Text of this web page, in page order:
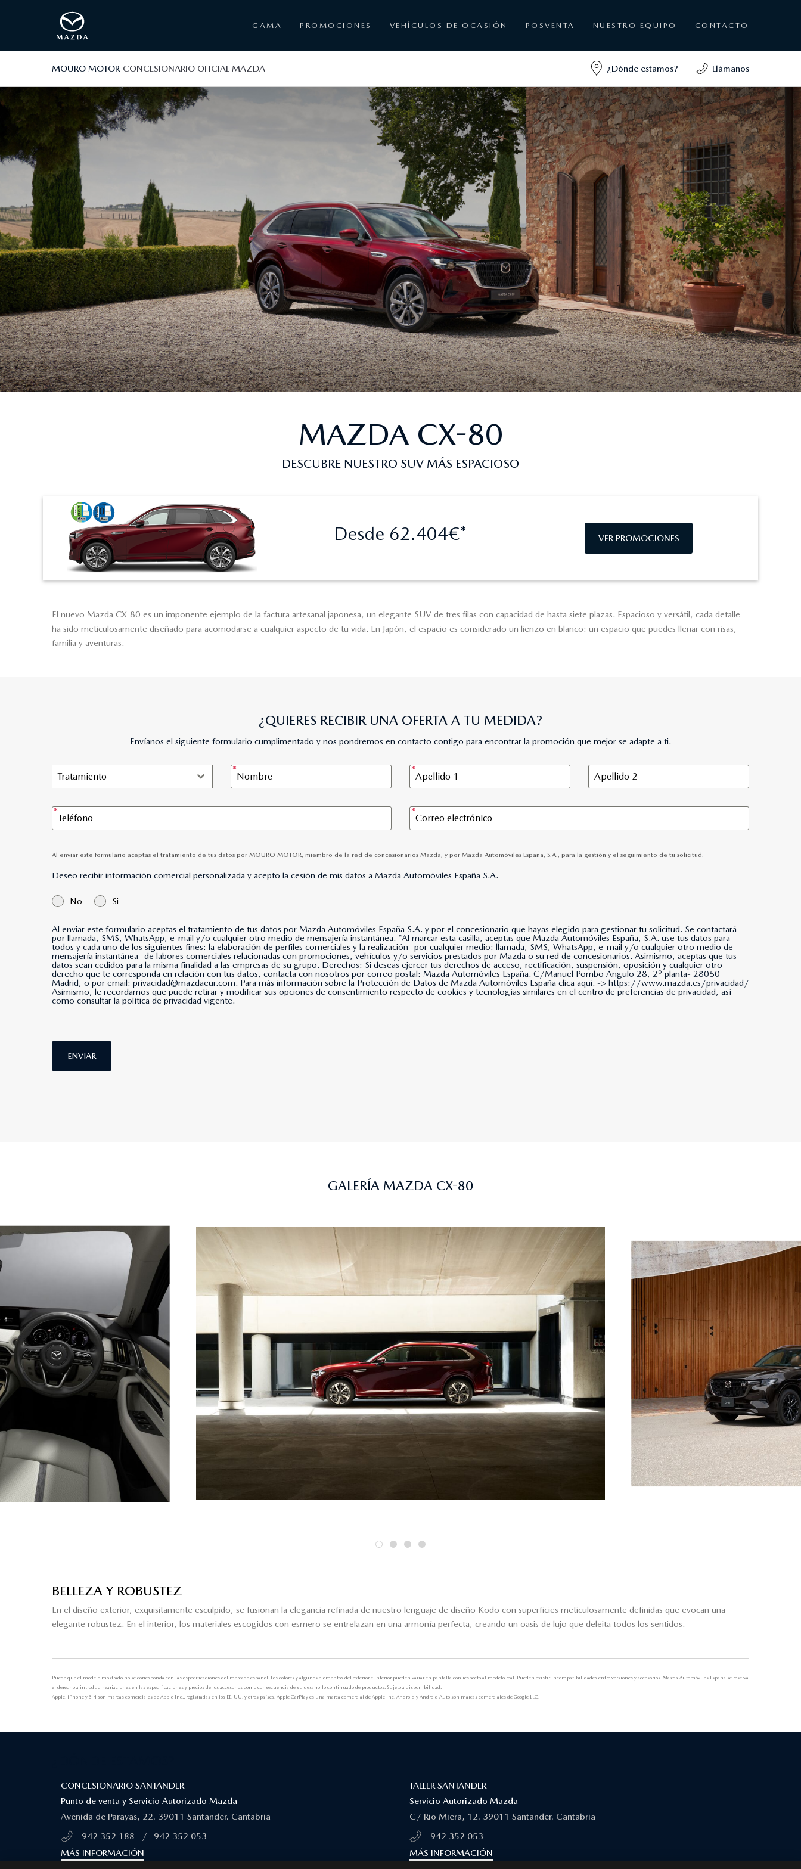
GAMA PROMOCIONES VEHÍCULOS DE OCASIÓN POSVENTA NUESTRO EQUIPO CONTACTO
MOURO MOTOR CONCESIONARIO OFICIAL MAZDA ¿Dónde estamos? Llámanos
MAZDA CX-80
DESCUBRE NUESTRO SUV MÁS ESPACIOSO
Desde 62.404€* VER PROMOCIONES
El nuevo Mazda CX-80 es un imponente ejemplo de la factura artesanal japonesa, un elegante SUV de tres filas con capacidad de hasta siete plazas. Espacioso y versátil, cada detalle
ha sido meticulosamente diseñado para acomodarse a cualquier aspecto de tu vida. En Japón, el espacio es considerado un lienzo en blanco: un espacio que puedes llenar con risas,
familia y aventuras.
¿QUIERES RECIBIR UNA OFERTA A TU MEDIDA?
Envíanos el siguiente formulario cumplimentado y nos pondremos en contacto contigo para encontrar la promoción que mejor se adapte a ti.
Tratamiento
Al enviar este formulario aceptas el tratamiento de tus datos por MOURO MOTOR, miembro de la red de concesionarios Mazda, y por Mazda Automóviles España, S.A., para la gestión y el seguimiento de tu solicitud.
Deseo recibir información comercial personalizada y acepto la cesión de mis datos a Mazda Automóviles España S.A.
No Si
Al enviar este formulario aceptas el tratamiento de tus datos por Mazda Automóviles España S.A. y por el concesionario que hayas elegido para gestionar tu solicitud. Se contactará
por llamada, SMS, WhatsApp, e-mail y/o cualquier otro medio de mensajería instantánea. *Al marcar esta casilla, aceptas que Mazda Automóviles España, S.A. use tus datos para
todos y cada uno de los siguientes fines: la elaboración de perfiles comerciales y la realización -por cualquier medio: llamada, SMS, WhatsApp, e-mail y/o cualquier otro medio de
mensajería instantánea- de labores comerciales relacionadas con promociones, vehículos y/o servicios prestados por Mazda o su red de concesionarios. Asimismo, aceptas que tus
datos sean cedidos para la misma finalidad a las empresas de su grupo. Derechos: Si deseas ejercer tus derechos de acceso, rectificación, suspensión, oposición y cualquier otro
derecho que te corresponda en relación con tus datos, contacta con nosotros por correo postal: Mazda Automóviles España. C/Manuel Pombo Angulo 28, 2º planta- 28050
Madrid, o por email: privacidad@mazdaeur.com. Para más información sobre la Protección de Datos de Mazda Automóviles España clica aqui. -> https://www.mazda.es/privacidad/
Asimismo, le recordamos que puede retirar y modificar sus opciones de consentimiento respecto de cookies y tecnologías similares en el centro de preferencias de privacidad, así
como consultar la política de privacidad vigente.
ENVIAR
GALERÍA MAZDA CX-80
BELLEZA Y ROBUSTEZ
En el diseño exterior, exquisitamente esculpido, se fusionan la elegancia refinada de nuestro lenguaje de diseño Kodo con superficies meticulosamente definidas que evocan una
elegante robustez. En el interior, los materiales escogidos con esmero se entrelazan en una armonía perfecta, creando un oasis de lujo que deleita todos los sentidos.
Puede que el modelo mostrado no se corresponda con las especificaciones del mercado español. Los colores y algunos elementos del exterior e interior pueden variar en pantalla con respecto al modelo real. Pueden existir incompatibilidades entre versiones y accesorios. Mazda Automóviles España se reserva
el derecho a introducir variaciones en las especificaciones y precios de los accesorios como consecuencia de su desarrollo continuado de productos. Sujeto a disponibilidad.
Apple, iPhone y Siri son marcas comerciales de Apple Inc., registradas en los EE. UU. y otros países. Apple CarPlay es una marca comercial de Apple Inc. Android y Android Auto son marcas comerciales de Google LLC.
CONCESIONARIO SANTANDER
Punto de venta y Servicio Autorizado Mazda
Avenida de Parayas, 22. 39011 Santander. Cantabria
942 352 188
/
942 352 053
MÁS INFORMACIÓN
TALLER SANTANDER
Servicio Autorizado Mazda
C/ Rio Miera, 12. 39011 Santander. Cantabria
942 352 053
MÁS INFORMACIÓN